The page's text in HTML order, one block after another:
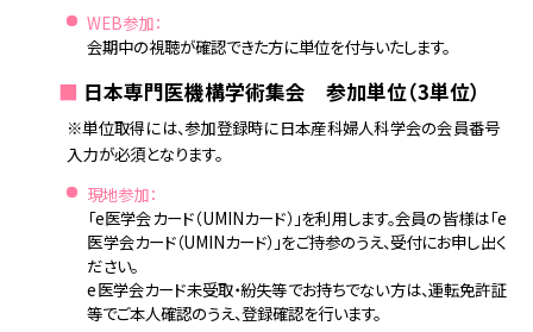
WEB参加：
会期中の視聴が確認できた方に単位を付与いたします。
■ 日本専門医機構学術集会 参加単位（3単位）
※単位取得には、参加登録時に日本産科婦人科学会の会員番号
入力が必須となります。
現地参加：
「e医学会カード（UMINカード）」を利用します。会員の皆様は「e
医学会カード（UMINカード）」をご持参のうえ、受付にお申し出く
ださい。
e医学会カード未受取・紛失等でお持ちでない方は、運転免許証
等でご本人確認のうえ、登録確認を行います。